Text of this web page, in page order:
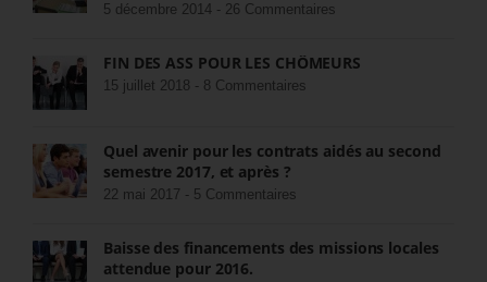
5 décembre 2014 - 26 Commentaires
FIN DES ASS POUR LES CHÔMEURS
15 juillet 2018 - 8 Commentaires
Quel avenir pour les contrats aidés au second
semestre 2017, et après ?
22 mai 2017 - 5 Commentaires
Baisse des financements des missions locales
attendue pour 2016.